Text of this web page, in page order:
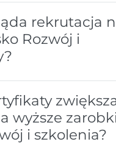
rekrutacja
Rozwój i
wyższe
i szkolenia?